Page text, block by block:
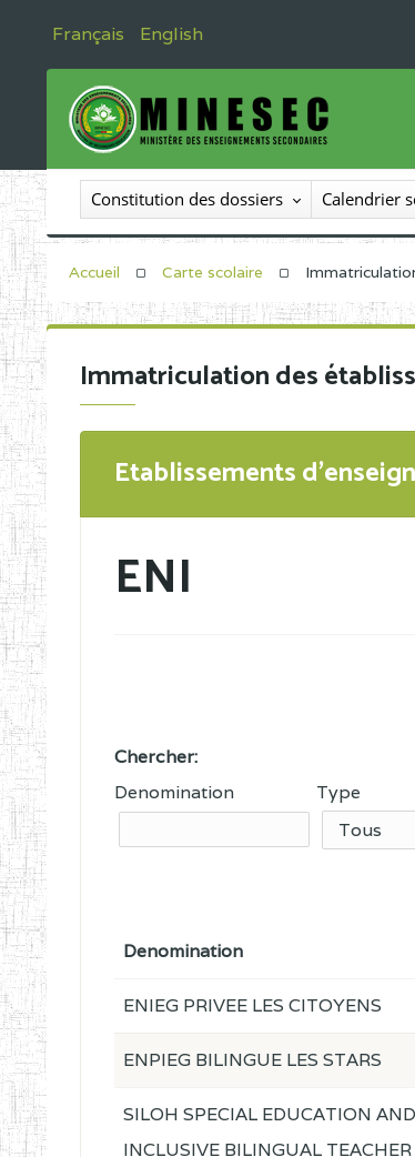
Français English
Constitution des dossiers Calendrier
Accueil Carte scolaire
Immatriculation des
Etablissements
ENI
Chercher:
Denomination
Type
Denomination
ENIEG PRIVEE LES CITOYENS
ENPIEG BILINGUE LES STARS
SILOH SPECIAL EDUCATION AND
INCLUSIVE BILINGUAL TEACHER